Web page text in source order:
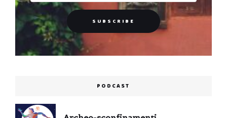
PODCAST